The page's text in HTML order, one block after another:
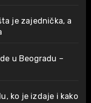
je zajednička, a
u Beogradu –
ko je izdaje i kako